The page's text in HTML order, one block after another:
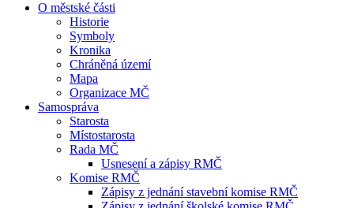
O městské části
Historie
Symboly
Kronika
Chráněná území
Mapa
Organizace MČ
Samospráva
Starosta
Místostarosta
Rada MČ
Usnesení a zápisy RMČ
Komise RMČ
Zápisy z jednání stavební komise RMČ